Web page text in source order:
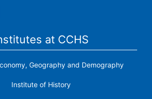
at CCHS
Geography and Demography
Institute of History